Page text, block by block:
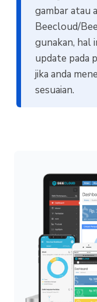
gambar atau
Beecloud/
gunakan, hal
update pada
jika anda
sesuaian.